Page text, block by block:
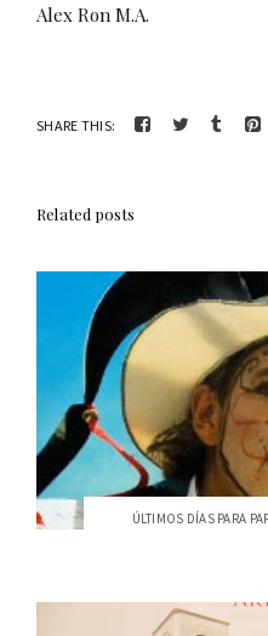
Alex Ron M.A.
SHARE THIS:
Related posts
ÚLTIMOS DÍAS PARA